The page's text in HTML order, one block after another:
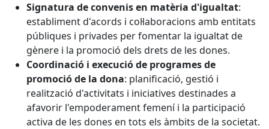
Signatura de convenis en matèria d'igualtat:
establiment d'acords i col·laboracions amb entitats
públiques i privades per fomentar la igualtat de
gènere i la promoció dels drets de les dones.
Coordinació i execució de programes de
promoció de la dona: planificació, gestió i
realització d'activitats i iniciatives destinades a
afavorir l'empoderament femení i la participació
activa de les dones en tots els àmbits de la societat.